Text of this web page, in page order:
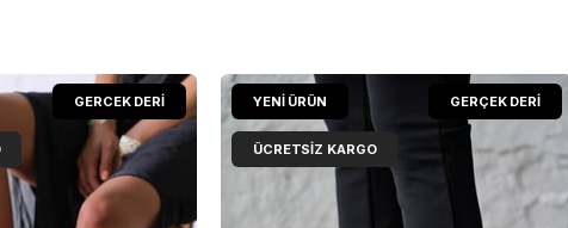
GERCEK DERİ YENI ÜRÜN
ÜCRETSIZ KARGO
GERÇEK DERİ